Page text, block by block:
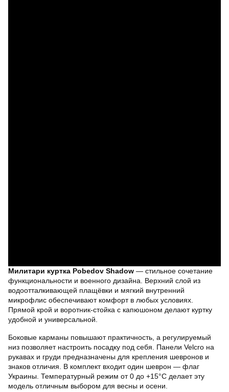
Милитари куртка Pobedov Shadow — стильное сочетание
функциональности и военного дизайна. Верхний слой из
водоотталкивающей плащёвки и мягкий внутренний
микрофлис обеспечивают комфорт в любых условиях.
Прямой крой и воротник-стойка с капюшоном делают куртку
удобной и универсальной.
Боковые карманы повышают практичность, а регулируемый
низ позволяет настроить посадку под себя. Панели Velcro на
рукавах и груди предназначены для крепления шевронов и
знаков отличия. В комплект входит один шеврон — флаг
Украины. Температурный режим от 0 до +15°C делает эту
модель отличным выбором для весны и осени.